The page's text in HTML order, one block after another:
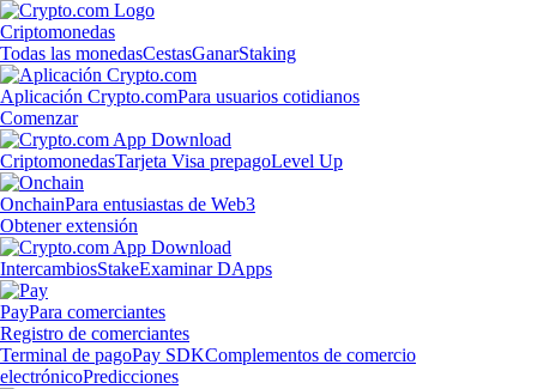
Criptomonedas
Todas las monedasCestasGanarStaking
Aplicación Crypto.comPara usuarios cotidianos
Comenzar
CriptomonedasTarjeta Visa prepagoLevel Up
OnchainPara entusiastas de Web3
Obtener extensión
IntercambiosStakeExaminar DApps
PayPara comerciantes
Registro de comerciantes
Terminal de pagoPay SDKComplementos de comercio
electrónicoPredicciones